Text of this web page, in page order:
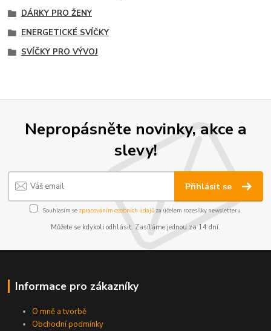
DÁRKY PRO ŽENY
ENERGETICKÉ SVÍČKY
SVÍČKY PRO VÝVOJ
Nepropásněte novinky, akce a
slevy!
Přihlásit se
Souhlasím se zpracováním osobních údajůza účelem rozesílky newsletteru.
Můžete se kdykoli odhlásit. Zasíláme jednou za 14 dní.
Informace pro zákazníky
O mně a tvorbě
Obchodní podmínky